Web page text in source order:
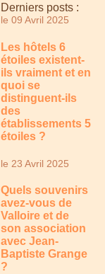
Derniers posts :
le 09 Avril 2025
Les hôtels 6
étoiles existent-
ils vraiment et en
quoi se
distinguent-ils
des
établissements 5
étoiles ?
le 23 Avril 2025
Quels souvenirs
avez-vous de
Valloire et de
son association
avec Jean-
Baptiste Grange
?